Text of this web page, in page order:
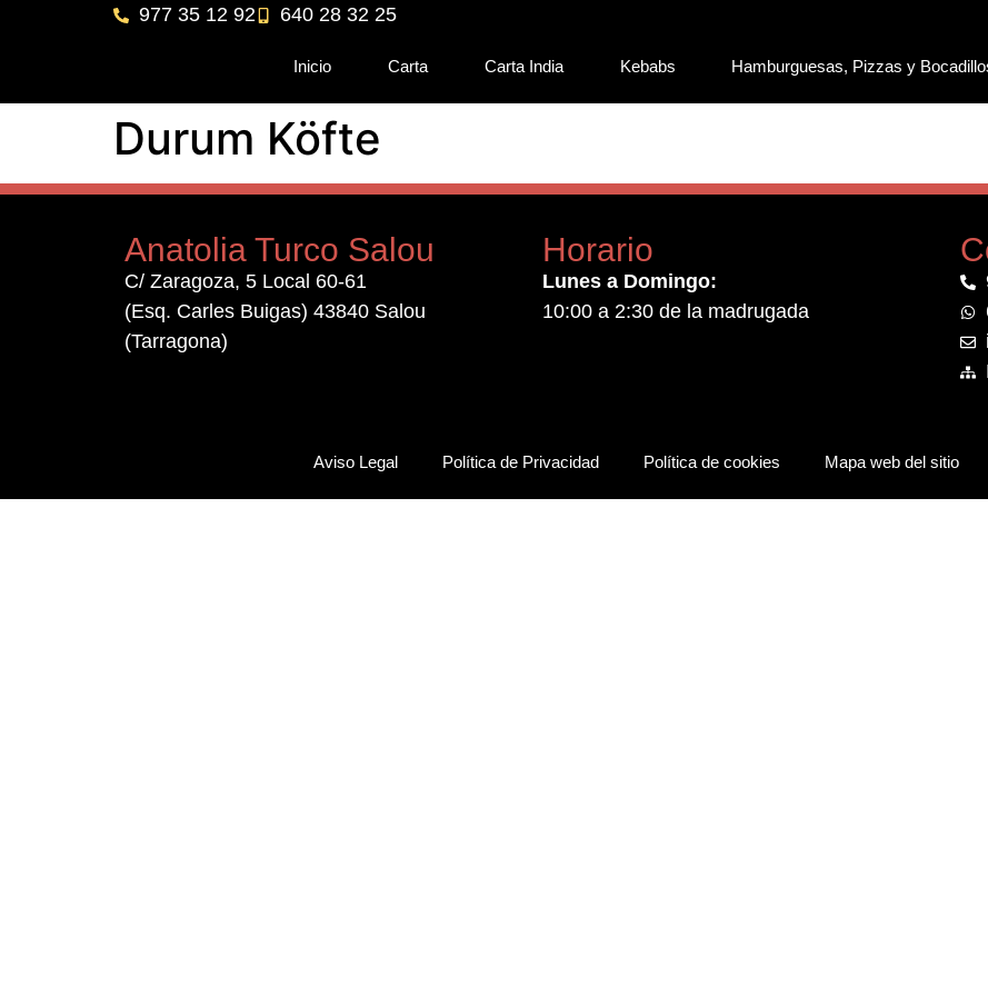
977 35 12 92 640 28 32 25
Inicio Carta Carta India Kebabs Hamburguesas, Pizzas y
Durum Köfte
Anatolia Turco Salou
C/ Zaragoza, 5 Local 60-61
(Esq. Carles Buigas) 43840 Salou
(Tarragona)
Horario
Lunes a Domingo:
10:00 a 2:30 de la madrugada
Aviso Legal Política de Privacidad Política de cookies Mapa web del sitio